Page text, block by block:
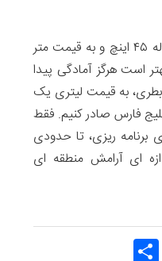
اگر قرار باشد آب را با لوله ۴۵ اینچ و به قیمت متر
بهتر است هرگز آمادگی پیدا
بطری، به قیمت لیتری یک
فارس صادر کنیم. فقط
ریزی، تا حدودی
ای آرامش منطقه ای
Twitt